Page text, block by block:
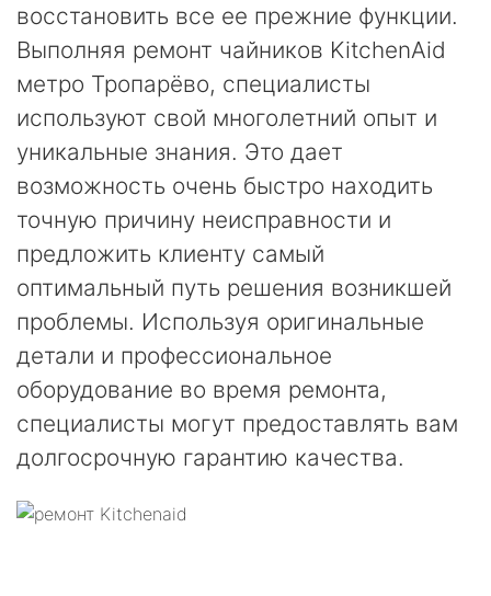
восстановить все ее прежние функции.
Выполняя ремонт чайников KitchenAid
метро Тропарёво, специалисты
используют свой многолетний опыт и
уникальные знания. Это дает
возможность очень быстро находить
точную причину неисправности и
предложить клиенту самый
оптимальный путь решения возникшей
проблемы. Используя оригинальные
детали и профессиональное
оборудование во время ремонта,
специалисты могут предоставлять вам
долгосрочную гарантию качества.